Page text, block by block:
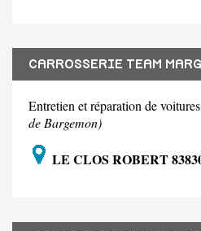
CARROSSERIE TEAM
Entretien et réparation de
de Bargemon)
LE CLOS ROBERT